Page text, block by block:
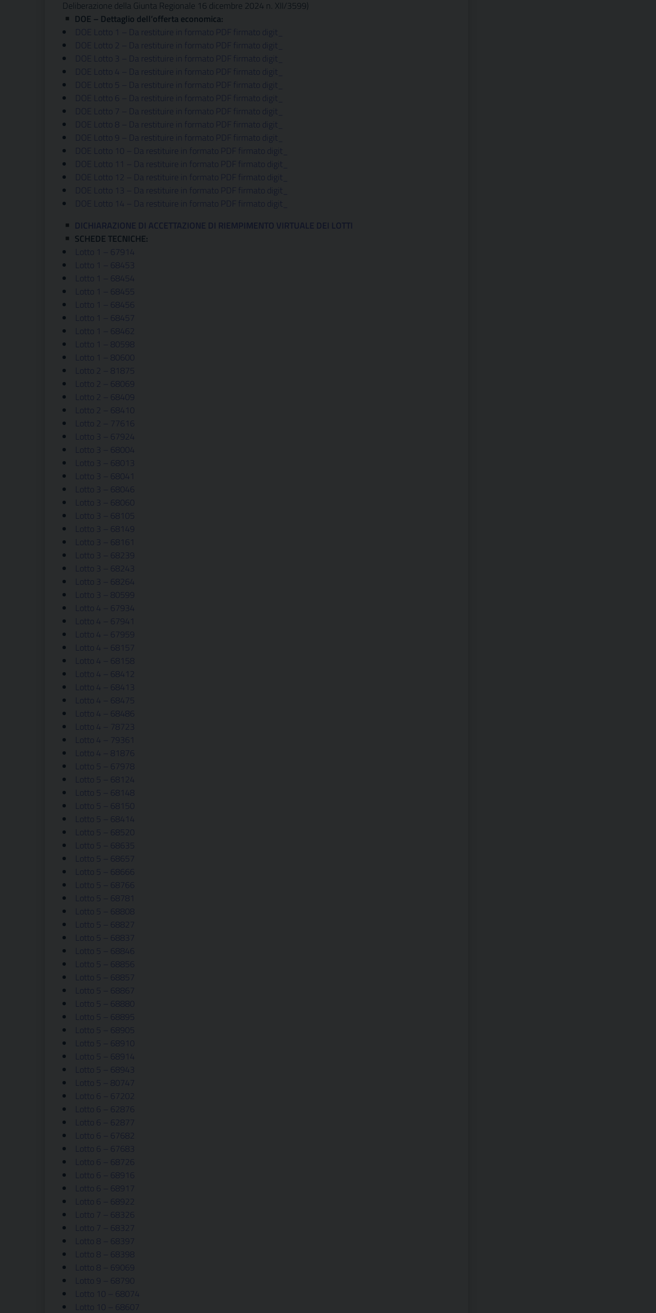
Deliberazione della Giunta Regionale 16 dicembre 2024 n. XII/3599)
DOE – Dettaglio dell’offerta economica:
DOE Lotto 1 – Da restituire in formato PDF firmato digit_
DOE Lotto 2 – Da restituire in formato PDF firmato digit_
DOE Lotto 3 – Da restituire in formato PDF firmato digit_
DOE Lotto 4 – Da restituire in formato PDF firmato digit_
DOE Lotto 5 – Da restituire in formato PDF firmato digit_
DOE Lotto 6 – Da restituire in formato PDF firmato digit_
DOE Lotto 7 – Da restituire in formato PDF firmato digit_
DOE Lotto 8 – Da restituire in formato PDF firmato digit_
DOE Lotto 9 – Da restituire in formato PDF firmato digit_
DOE Lotto 10 – Da restituire in formato PDF firmato digit_
DOE Lotto 11 – Da restituire in formato PDF firmato digit_
DOE Lotto 12 – Da restituire in formato PDF firmato digit_
DOE Lotto 13 – Da restituire in formato PDF firmato digit_
DOE Lotto 14 – Da restituire in formato PDF firmato digit_
DICHIARAZIONE DI ACCETTAZIONE DI RIEMPIMENTO VIRTUALE DEI LOTTI
SCHEDE TECNICHE:
Lotto 1 – 67914
Lotto 1 – 68453
Lotto 1 – 68454
Lotto 1 – 68455
Lotto 1 – 68456
Lotto 1 – 68457
Lotto 1 – 68462
Lotto 1 – 80598
Lotto 1 – 80600
Lotto 2 – 81875
Lotto 2 – 68069
Lotto 2 – 68409
Lotto 2 – 68410
Lotto 2 – 77616
Lotto 3 – 67924
Lotto 3 – 68004
Lotto 3 – 68013
Lotto 3 – 68041
Lotto 3 – 68046
Lotto 3 – 68060
Lotto 3 – 68105
Lotto 3 – 68149
Lotto 3 – 68161
Lotto 3 – 68239
Lotto 3 – 68243
Lotto 3 – 68264
Lotto 3 – 80599
Lotto 4 – 67934
Lotto 4 – 67941
Lotto 4 – 67959
Lotto 4 – 68157
Lotto 4 – 68158
Lotto 4 – 68412
Lotto 4 – 68413
Lotto 4 – 68475
Lotto 4 – 68486
Lotto 4 – 78723
Lotto 4 – 79361
Lotto 4 – 81876
Lotto 5 – 67978
Lotto 5 – 68124
Lotto 5 – 68148
Lotto 5 – 68150
Lotto 5 – 68414
Lotto 5 – 68520
Lotto 5 – 68635
Lotto 5 – 68657
Lotto 5 – 68666
Lotto 5 – 68766
Lotto 5 – 68781
Lotto 5 – 68808
Lotto 5 – 68827
Lotto 5 – 68837
Lotto 5 – 68846
Lotto 5 – 68856
Lotto 5 – 68857
Lotto 5 – 68867
Lotto 5 – 68880
Lotto 5 – 68895
Lotto 5 – 68905
Lotto 5 – 68910
Lotto 5 – 68914
Lotto 5 – 68943
Lotto 5 – 80747
Lotto 6 – 67202
Lotto 6 – 62876
Lotto 6 – 62877
Lotto 6 – 67682
Lotto 6 – 67683
Lotto 6 – 68726
Lotto 6 – 68916
Lotto 6 – 68917
Lotto 6 – 68922
Lotto 7 – 68326
Lotto 7 – 68327
Lotto 8 – 68397
Lotto 8 – 68398
Lotto 8 – 69069
Lotto 9 – 68790
Lotto 10 – 68074
Lotto 10 – 68607